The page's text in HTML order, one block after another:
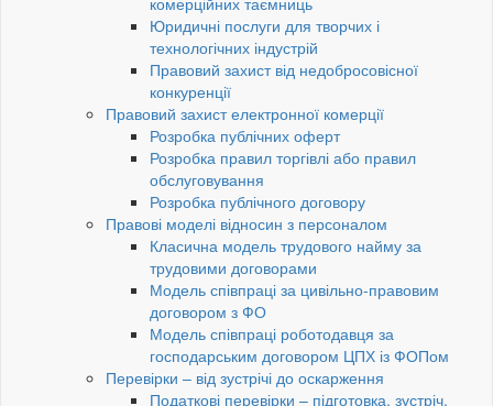
Юридичні послуги для творчих і
технологічних індустрій
Правовий захист від недобросовісної
конкуренції
Правовий захист електронної комерції
Розробка публічних оферт
Розробка правил торгівлі або правил
обслуговування
Розробка публічного договору
Правові моделі відносин з персоналом
Класична модель трудового найму за
трудовими договорами
Модель співпраці за цивільно-правовим
договором з ФО
Модель співпраці роботодавця за
господарським договором ЦПХ із ФОПом
Перевірки – від зустрічі до оскарження
Податкові перевірки – підготовка, зустріч,